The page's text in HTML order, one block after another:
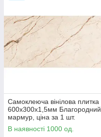
Самоклеюча вінілова плитка
600х300х1,5мм Благородний
мармур, ціна за 1 шт.
(СВП-101) Глянець SW-
00000291
В наявності 1000 од.